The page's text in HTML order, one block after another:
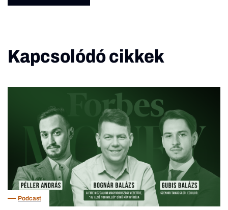
Kapcsolódó cikkek
Podcast